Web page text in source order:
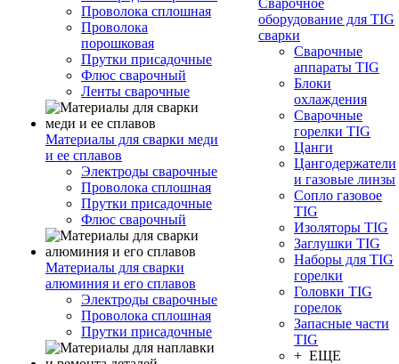
Проволока сплошная
Проволока
порошковая
Прутки присадочные
Флюс сварочный
Ленты сварочные
Материалы для сварки меди
и ее сплавов
Электроды сварочные
Проволока сплошная
Прутки присадочные
Флюс сварочный
Материалы для сварки
алюминия и его сплавов
Электроды сварочные
Проволока сплошная
Прутки присадочные
Сварочное
оборудование для TIG
сварки
Сварочные
аппараты TIG
Блоки
охлаждения
Сварочные
горелки TIG
Цанги
Цангодержатели
и газовые линзы
Сопло газовое
TIG
Изоляторы TIG
Заглушки TIG
Наборы для TIG
горелки
Головки TIG
горелок
Запасные части
TIG
+ ЕЩЕ